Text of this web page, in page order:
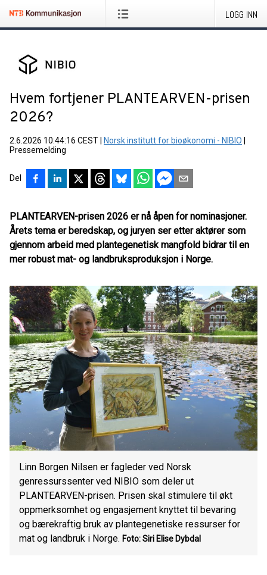
LOGG INN
Hvem fortjener PLANTEARVEN-prisen
2026?
2.6.2026 10:44:16 CEST Norsk institutt for bioøkonomi - NIBIO
Pressemelding
Del
PLANTEARVEN-prisen 2026 er nå åpen for nominasjoner.
Årets tema er beredskap, og juryen ser etter aktører som
gjennom arbeid med plantegenetisk mangfold bidrar til en
mer robust mat- og landbruksproduksjon i Norge.
Linn Borgen Nilsen er fagleder ved Norsk
genressurssenter ved NIBIO som deler ut
PLANTEARVEN-prisen. Prisen skal stimulere til økt
oppmerksomhet og engasjement knyttet til bevaring
og bærekraftig bruk av plantegenetiske ressurser for
mat og landbruk i Norge. Foto: Siri Elise Dybdal